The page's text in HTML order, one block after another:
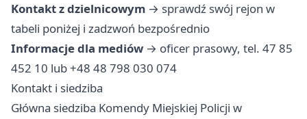
Kontakt z dzielnicowym → sprawdź swój rejon w
tabeli poniżej i zadzwoń bezpośrednio
Informacje dla mediów → oficer prasowy, tel. 47 85
452 10 lub +48 48 798 030 074
Kontakt i siedziba
Główna siedziba Komendy Miejskiej Policji w